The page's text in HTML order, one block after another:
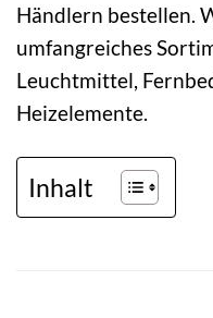
Händlern bestellen.
umfangreiches
Leuchtmittel,
Heizelemente.
Inhalt